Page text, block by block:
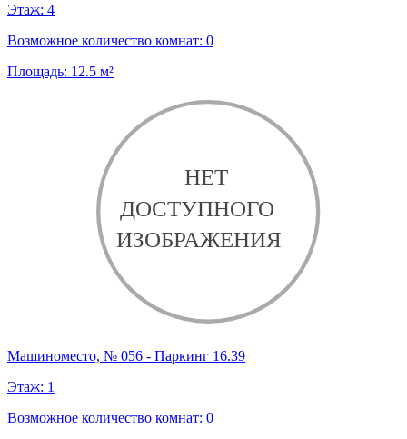
Этаж: 4
Возможное количество комнат: 0
Площадь: 12.5 м²
Машиноместо, № 056 - Паркинг 16.39
Этаж: 1
Возможное количество комнат: 0